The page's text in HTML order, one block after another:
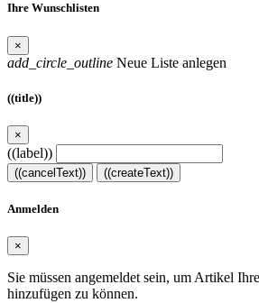
Ihre Wunschlisten
×
add_circle_outline Neue Liste anlegen
((title))
×
((label))
((cancelText)) ((createText))
Anmelden
×
Sie müssen angemeldet sein, um Artikel
hinzufügen zu können.